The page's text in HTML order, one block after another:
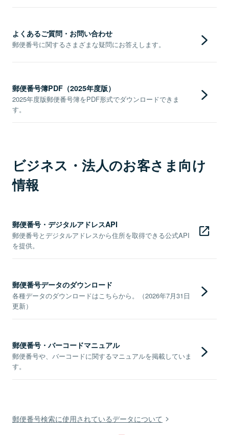
よくあるご質問・お問い合わせ
郵便番号に関するさまざまな疑問にお答えします。
郵便番号簿PDF（2025年度版）
2025年度版郵便番号簿をPDF形式でダウンロードできま
す。
ビジネス・法人のお客さま向け
情報
郵便番号・デジタルアドレスAPI
郵便番号とデジタルアドレスから住所を取得できる公式API
を提供。
郵便番号データのダウンロード
各種データのダウンロードはこちらから。（2026年7月31日
更新）
郵便番号・バーコードマニュアル
郵便番号や、バーコードに関するマニュアルを掲載していま
す。
郵便番号検索に使用されているデータについて